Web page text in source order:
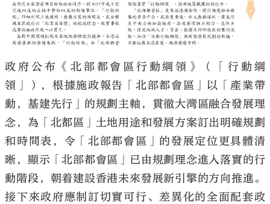
政府公布《北部都會區行動綱領》（「行動綱
領」），根據施政報告「北部都會區」以「產業帶
動，基建先行」的規劃主軸，貫徹大灣區融合發展理
念，為「北都區」土地用途和發展方案訂出明確規劃
和時間表，令「北部都會區」的發展定位更具體清
晰，顯示「北部都會區」已由規劃理念進入落實的行
動階段，朝着建設香港未來發展新引擎的方向推進。
接下來政府應制訂切實可行、差異化的全面配套政